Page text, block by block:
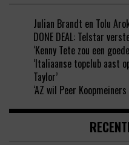
Julian Brandt en Tolu
DONE DEAL: Telstar
‘Kenny Tete zou een
‘Italiaanse topclub aast
Taylor’
‘AZ wil Peer